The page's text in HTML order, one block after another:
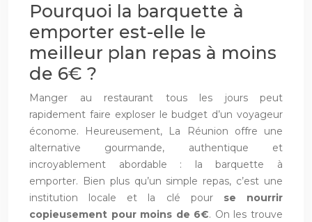
Pourquoi la barquette à
emporter est-elle le
meilleur plan repas à moins
de 6€ ?
Manger au restaurant tous les jours peut
rapidement faire exploser le budget d’un voyageur
économe. Heureusement, La Réunion offre une
alternative gourmande, authentique et
incroyablement abordable : la barquette à
emporter. Bien plus qu’un simple repas, c’est une
institution locale et la clé pour se nourrir
copieusement pour moins de 6€. On les trouve